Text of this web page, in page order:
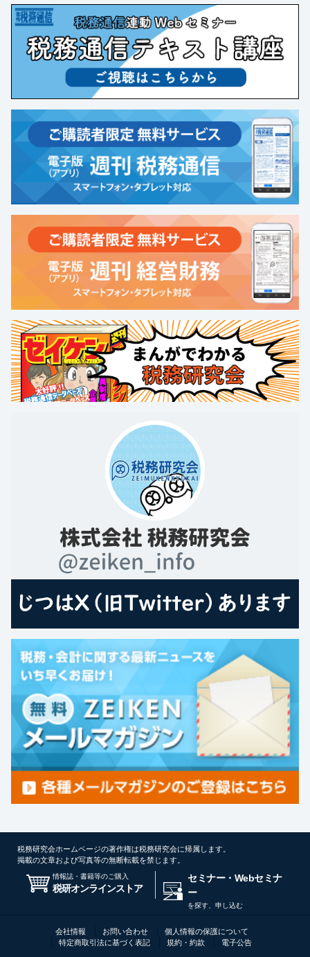
税務研究会ホームページの著作権は税務研究会に帰属します。
掲載の文章および写真等の無断転載を禁じます。
情報誌・書籍等のご購入
税研オンラインストア
セミナー・Webセミナ
ー
を探す、申し込む
会社情報 お問い合わせ
個人情報の保護について
特定商取引法に基づく表記
規約・約款 電子公告